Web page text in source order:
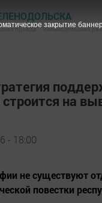
правда" - Зеленодольский
строится на
- 18:00
не существуют
повестки
закрытие